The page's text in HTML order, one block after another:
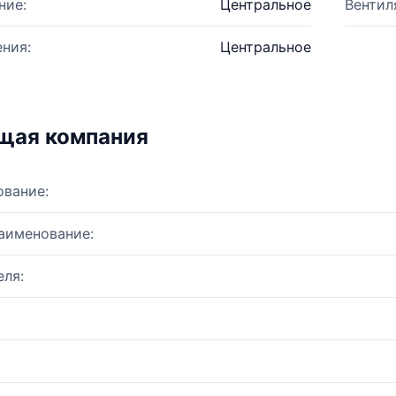
Центральное
Центральное
компания